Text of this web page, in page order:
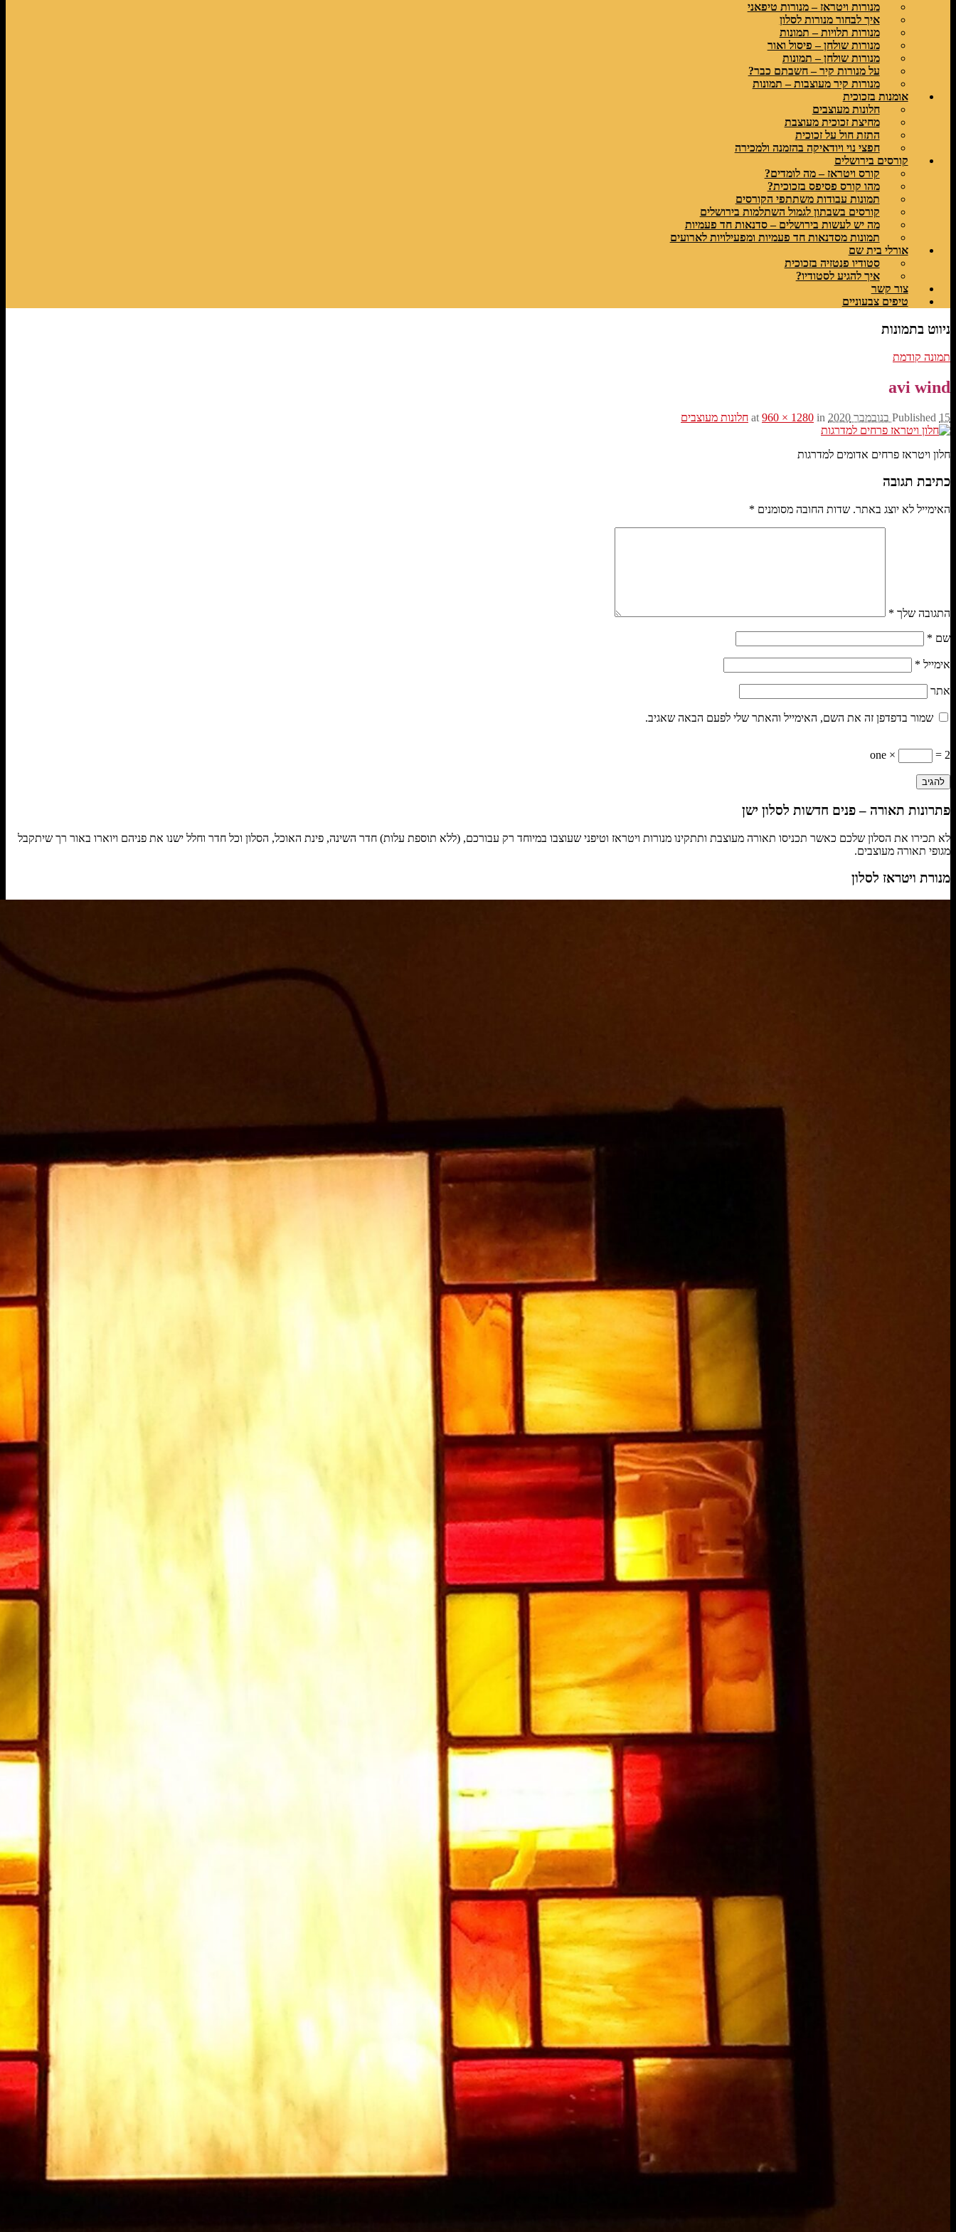
מנורות ויטראז – מנורות טיפאני
איך לבחור מנורות לסלון
מנורות תלויות – תמונות
מנורות שולחן – פיסול ואור
מנורות שולחן – תמונות
על מנורות קיר – חשבתם כבר?
מנורות קיר מעוצבות – תמונות
אומנות בזכוכית
חלונות מעוצבים
מחיצת זכוכית מעוצבת
התזת חול על זכוכית
חפצי נוי ויודאיקה בהזמנה ולמכירה
קורסים בירושלים
קורס ויטראז – מה לומדים?
מהו קורס פסיפס בזכוכית?
תמונות עבודות משתתפי הקורסים
קורסים בשבתון לגמול השתלמות בירושלים
מה יש לעשות בירושלים – סדנאות חד פעמיות
תמונות מסדנאות חד פעמיות ומפעילויות לארועים
אורלי בית שם
סטודיו פנטזיה בזכוכית
איך להגיע לסטודיו?
צור קשר
טיפים צבעוניים
ניווט בתמונות
תמונה קודמת
avi wind
Published 15 בנובמבר 2020 960 × 1280 in חלונות מעוצבים
חלון ויטראז פרחים אדומים למדרגות
כתיבת תגובה
האימייל לא יוצג באתר. שדות החובה מסומנים *
התגובה שלך *
שם *
אימייל *
אתר
שמור בדפדפן זה את השם, האימייל והאתר שלי לפעם הבאה שאגיב.
one × = 2
פתרונות תאורה – פנים חדשות לסלון ישן
לא תכירו את הסלון שלכם כאשר תכניסו תאורה מעוצבת ותתקינו מנורות ויטראז וטיפני שעוצבו במיוחד רק עבורכם, (ללא תוספת עלות) חדר השינה, פינת האוכל, הסלון וכל חדר וחלל ישנו את פניהם ויוארו באור רך שיתקבל
מגופי תאורה מעוצבים.
מנורת ויטראז לסלון